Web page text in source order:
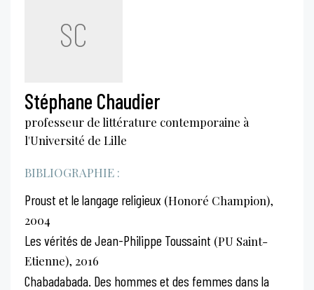
SC
Stéphane Chaudier
professeur de littérature contemporaine à
l'Université de Lille
BIBLIOGRAPHIE :
Proust et le langage religieux (Honoré Champion),
2004
Les vérités de Jean-Philippe Toussaint (PU Saint-
Etienne), 2016
Chabadabada. Des hommes et des femmes dans la